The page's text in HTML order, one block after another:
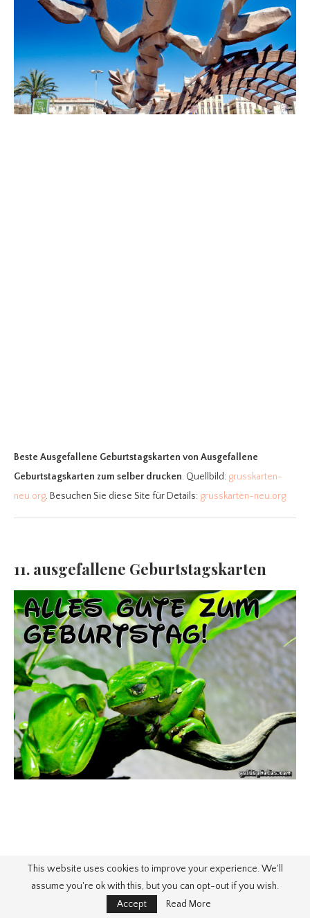
Beste Ausgefallene Geburtstagskarten von Ausgefallene
Geburtstagskarten zum selber drucken. Quellbild: grusskarten-
neu.org. Besuchen Sie diese Site für Details: grusskarten-neu.org
11. ausgefallene Geburtstagskarten
This website uses cookies to improve your experience. We'll
assume you're ok with this, but you can opt-out if you wish.
Accept
Read More